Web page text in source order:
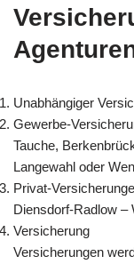
Unabhängiger
Gewerbe-
Tauche,
Langewahl oder
Privat-
Diensdorf-Radlow –
Versicherung
Versicherungen